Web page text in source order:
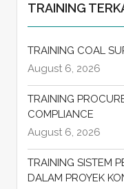
TRAINING
TRAINING COAL
August 6, 2026
TRAINING
COMPLIANCE
August 6, 2026
TRAINING SISTEM
DALAM PROYEK